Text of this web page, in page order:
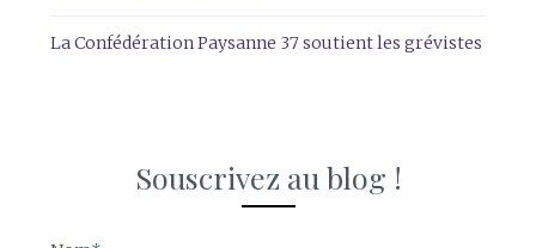
La Confédération Paysanne 37 soutient les grévistes
Souscrivez au blog !